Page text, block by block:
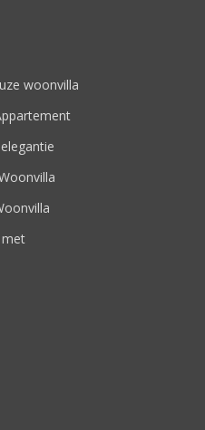
woonvilla
met